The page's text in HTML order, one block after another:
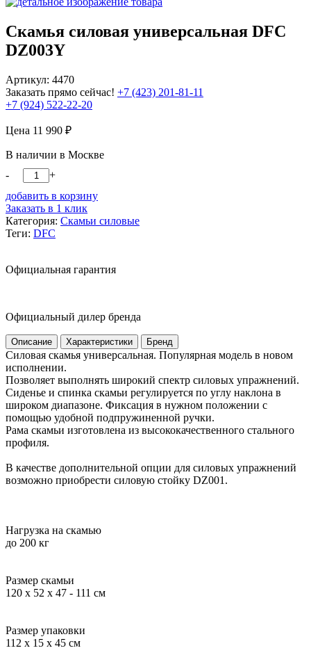
Скамья силовая универсальная DFC
DZ003Y
Артикул: 4470
Заказать прямо сейчас! +7 (423) 201-81-11
+7 (924) 522-22-20
Цена 11 990 ₽
В наличии в Москве
-
+
добавить в корзину
Заказать в 1 клик
Категория: Скамьи силовые
Теги: DFC
Официальная гарантия
Официальный дилер бренда
Описание Характеристики Бренд
Силовая скамья универсальная. Популярная модель в новом
исполнении.
Позволяет выполнять широкий спектр силовых упражнений.
Сиденье и спинка скамьи регулируется по углу наклона в
широком диапазоне. Фиксация в нужном положении с
помощью удобной подпружиненной ручки.
Рама скамьи изготовлена из высококачественного стального
профиля.
В качестве дополнительной опции для силовых упражнений
возможно приобрести силовую стойку DZ001.
Нагрузка на скамью
до 200 кг
Размер скамьи
120 х 52 х 47 - 111 см
Размер упаковки
112 х 15 х 45 см